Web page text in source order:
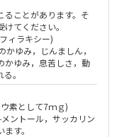
ることがあります。そ
てください。
ィラキシー)
かゆみ，じんましん，
かゆみ，息苦しさ，動
。
素として7ｍｇ)
ントール，サッカリン
す。